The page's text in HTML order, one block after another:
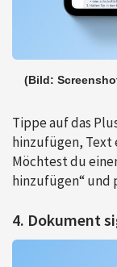
(Bild:
Tippe auf das
hinzufügen, Text
Möchtest du
hinzufügen“ und
4. Dokument